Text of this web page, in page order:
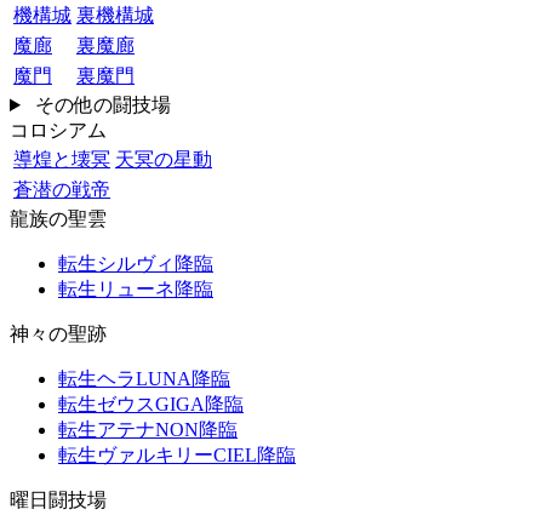
機構城 裏機構城
魔廊
裏魔廊
魔門
裏魔門
その他の闘技場
コロシアム
導煌と壊冥 天冥の星動
蒼潜の戦帝
龍族の聖雲
転生シルヴィ降臨
転生リューネ降臨
神々の聖跡
転生ヘラLUNA降臨
転生ゼウスGIGA降臨
転生アテナNON降臨
転生ヴァルキリーCIEL降臨
曜日闘技場